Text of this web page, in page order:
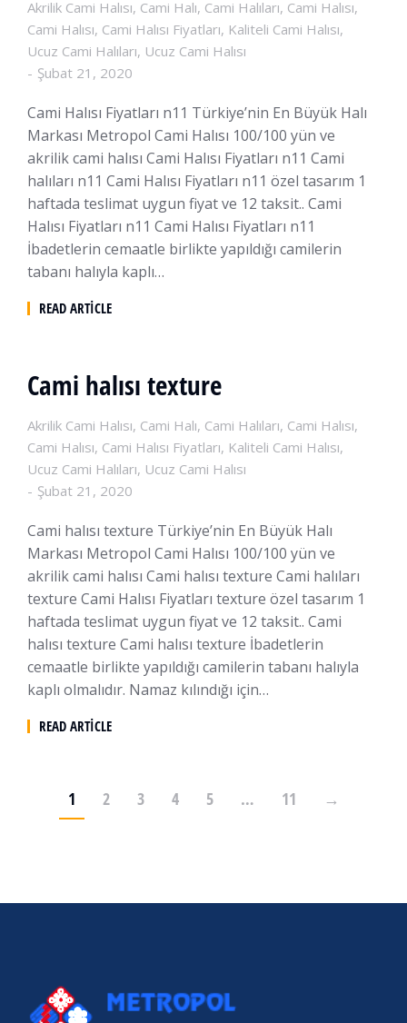
Akrilik Cami Halısı, Cami Halı, Cami Halıları, Cami Halısı,
Cami Halısı, Cami Halısı Fiyatları, Kaliteli Cami Halısı,
Ucuz Cami Halıları, Ucuz Cami Halısı
Şubat 21, 2020
Cami Halısı Fiyatları n11 Türkiye’nin En Büyük Halı
Markası Metropol Cami Halısı 100/100 yün ve
akrilik cami halısı Cami Halısı Fiyatları n11 Cami
halıları n11 Cami Halısı Fiyatları n11 özel tasarım 1
haftada teslimat uygun fiyat ve 12 taksit.. Cami
Halısı Fiyatları n11 Cami Halısı Fiyatları n11
İbadetlerin cemaatle birlikte yapıldığı camilerin
tabanı halıyla kaplı…
READ ARTICLE
Cami halısı texture
Akrilik Cami Halısı, Cami Halı, Cami Halıları, Cami Halısı,
Cami Halısı, Cami Halısı Fiyatları, Kaliteli Cami Halısı,
Ucuz Cami Halıları, Ucuz Cami Halısı
Şubat 21, 2020
Cami halısı texture Türkiye’nin En Büyük Halı
Markası Metropol Cami Halısı 100/100 yün ve
akrilik cami halısı Cami halısı texture Cami halıları
texture Cami Halısı Fiyatları texture özel tasarım 1
haftada teslimat uygun fiyat ve 12 taksit.. Cami
halısı texture Cami halısı texture İbadetlerin
cemaatle birlikte yapıldığı camilerin tabanı halıyla
kaplı olmalıdır. Namaz kılındığı için…
READ ARTICLE
1 2 3 4 5 … 11 →